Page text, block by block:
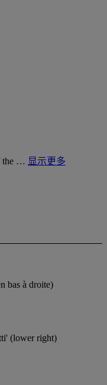
the … 显示更多
bas à droite)
(lower right)